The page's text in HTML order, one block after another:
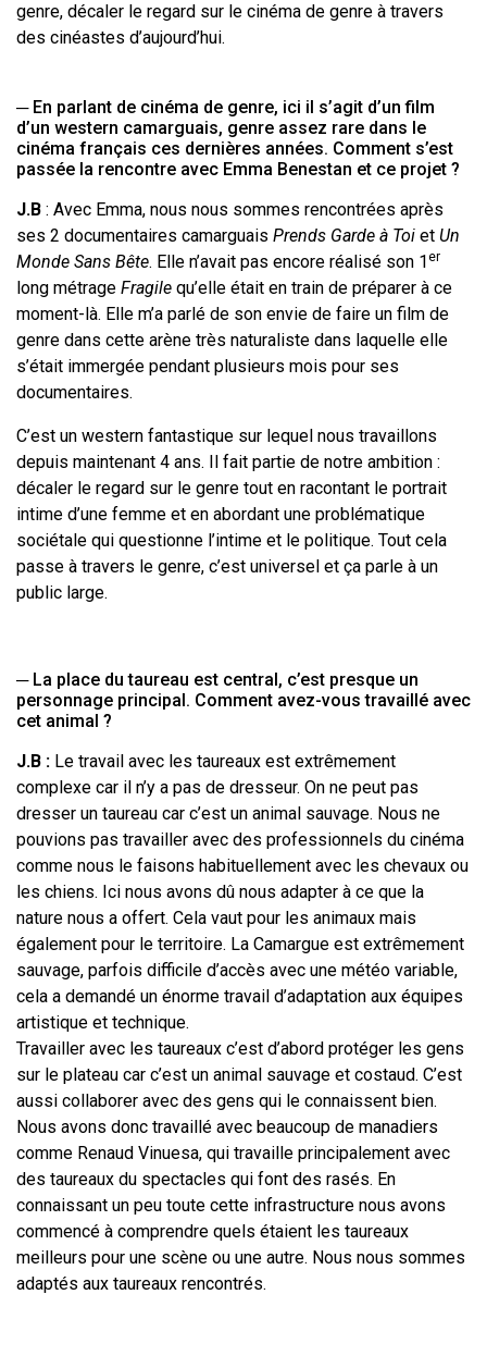
genre, décaler le regard sur le cinéma de genre à travers
des cinéastes d’aujourd’hui.
─ En parlant de cinéma de genre, ici il s’agit d’un film
d’un western camarguais, genre assez rare dans le
cinéma français ces dernières années. Comment s’est
passée la rencontre avec Emma Benestan et ce projet ?
J.B : Avec Emma, nous nous sommes rencontrées après
ses 2 documentaires camarguais Prends Garde à Toi et Un
Monde Sans Bête. Elle n’avait pas encore réalisé son 1 er
long métrage Fragile qu’elle était en train de préparer à ce
moment-là. Elle m’a parlé de son envie de faire un film de
genre dans cette arène très naturaliste dans laquelle elle
s’était immergée pendant plusieurs mois pour ses
documentaires.
C’est un western fantastique sur lequel nous travaillons
depuis maintenant 4 ans. Il fait partie de notre ambition :
décaler le regard sur le genre tout en racontant le portrait
intime d’une femme et en abordant une problématique
sociétale qui questionne l’intime et le politique. Tout cela
passe à travers le genre, c’est universel et ça parle à un
public large.
─ La place du taureau est central, c’est presque un
personnage principal. Comment avez-vous travaillé avec
cet animal ?
J.B : Le travail avec les taureaux est extrêmement
complexe car il n’y a pas de dresseur. On ne peut pas
dresser un taureau car c’est un animal sauvage. Nous ne
pouvions pas travailler avec des professionnels du cinéma
comme nous le faisons habituellement avec les chevaux ou
les chiens. Ici nous avons dû nous adapter à ce que la
nature nous a offert. Cela vaut pour les animaux mais
également pour le territoire. La Camargue est extrêmement
sauvage, parfois difficile d’accès avec une météo variable,
cela a demandé un énorme travail d’adaptation aux équipes
artistique et technique.
Travailler avec les taureaux c’est d’abord protéger les gens
sur le plateau car c’est un animal sauvage et costaud. C’est
aussi collaborer avec des gens qui le connaissent bien.
Nous avons donc travaillé avec beaucoup de manadiers
comme Renaud Vinuesa, qui travaille principalement avec
des taureaux du spectacles qui font des rasés. En
connaissant un peu toute cette infrastructure nous avons
commencé à comprendre quels étaient les taureaux
meilleurs pour une scène ou une autre. Nous nous sommes
adaptés aux taureaux rencontrés.